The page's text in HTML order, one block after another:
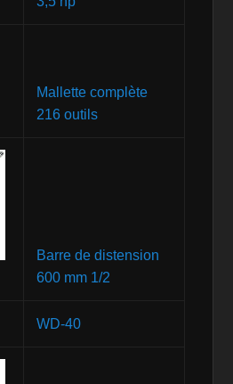
Mallette complète
216 outils
Barre de distension
600 mm 1/2
WD-40